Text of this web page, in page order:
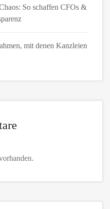
So schaffen CFOs &
mit denen Kanzleien